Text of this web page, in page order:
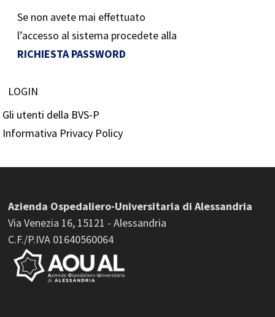
Se non avete mai effettuato
l’accesso al sistema procedete alla
RICHIESTA PASSWORD
LOGIN
Gli utenti della BVS-P
Informativa Privacy Policy
Azienda Ospedaliero-Universitaria di Alessandria
Via Venezia 16, 15121 - Alessandria
C.F./P.IVA 01640560064